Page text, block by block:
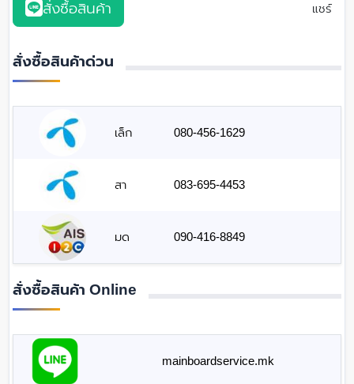
สั่งซื้อสินค้า แชร์
สั่งซื้อสินค้าด่วน
เล็ก 080-456-1629
สา 083-695-4453
มด 090-416-8849
สั่งซื้อสินค้า Online
mainboardservice.mk